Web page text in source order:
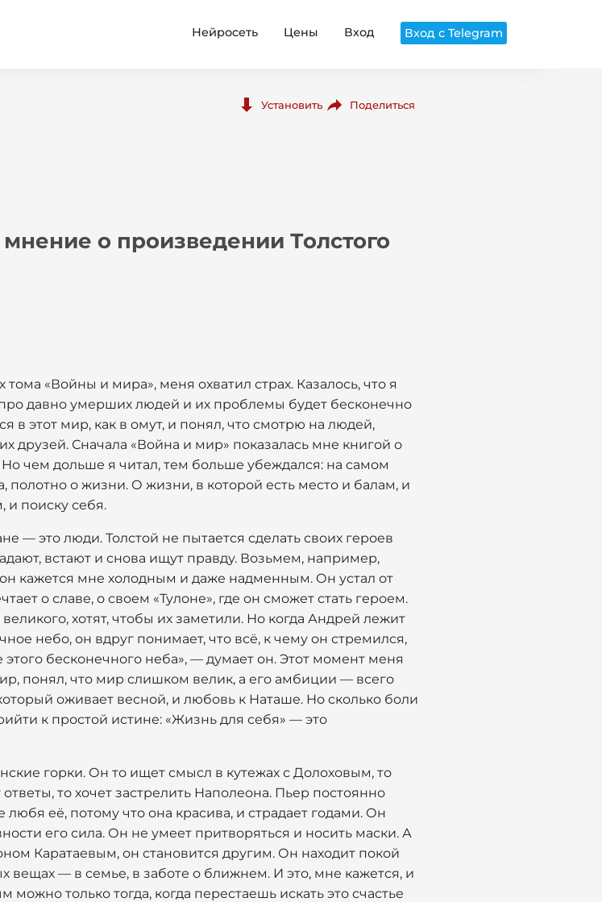
Нейросеть Цены Вход Вход с Telegram
Установить Поделиться
о произведении Толстого
«Войны и мира», меня охватил страх. Казалось, что я
давно умерших людей и их проблемы будет бесконечно
в этот мир, как в омут, и понял, что смотрю на людей,
друзей. Сначала «Война и мир» показалась мне книгой о
чем дольше я читал, тем больше убеждался: на самом
о жизни. О жизни, в которой есть место и балам, и
поиску себя.
— это люди. Толстой не пытается сделать своих героев
встают и снова ищут правду. Возьмем, например,
кажется мне холодным и даже надменным. Он устал от
о славе, о своем «Тулоне», где он сможет стать героем.
хотят, чтобы их заметили. Но когда Андрей лежит
небо, он вдруг понимает, что всё, к чему он стремился,
бесконечного неба», — думает он. Этот момент меня
понял, что мир слишком велик, а его амбиции — всего
оживает весной, и любовь к Наташе. Но сколько боли
к простой истине: «Жизнь для себя» — это
горки. Он то ищет смысл в кутежах с Долоховым, то
то хочет застрелить Наполеона. Пьер постоянно
её, потому что она красива, и страдает годами. Он
его сила. Он не умеет притворяться и носить маски. А
Каратаевым, он становится другим. Он находит покой
вещах — в семье, в заботе о ближнем. И это, мне кажется, и
можно только тогда, когда перестаешь искать это счастье